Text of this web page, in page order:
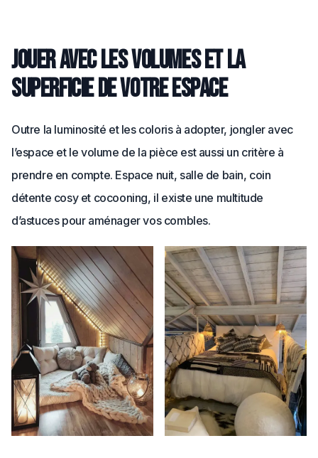
Jouer avec les volumes et la
superficie de votre espace
Outre la luminosité et les coloris à adopter, jongler avec
l’espace et le volume de la pièce est aussi un critère à
prendre en compte. Espace nuit, salle de bain, coin
détente cosy et cocooning, il existe une multitude
d’astuces pour aménager vos combles.